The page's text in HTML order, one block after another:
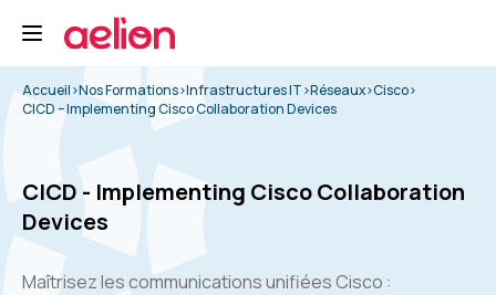
Accueil>Nos Formations>Infrastructures IT>Réseaux>Cisco>
CICD – Implementing Cisco Collaboration Devices
CICD - Implementing Cisco Collaboration
Devices
Maîtrisez les communications unifiées Cisco :